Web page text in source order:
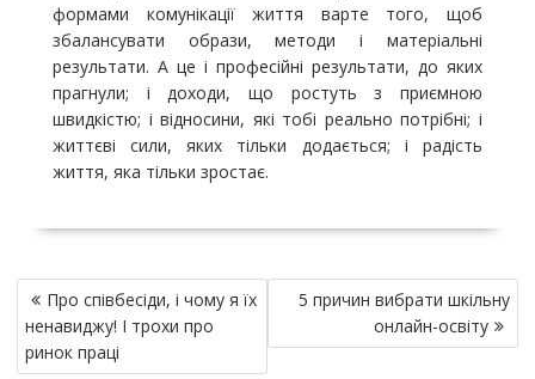
формами комунікації життя варте того, щоб
збалансувати образи, методи і матеріальні
результати. А це і професійні результати, до яких
прагнули; і доходи, що ростуть з приємною
швидкістю; і відносини, які тобі реально потрібні; і
життєві сили, яких тільки додається; і радість
життя, яка тільки зростає.
Н
а
в
Про співбесіди, і чому я їх
ненавиджу! І трохи про
ринок праці
5 причин вибрати шкільну
онлайн-освіту